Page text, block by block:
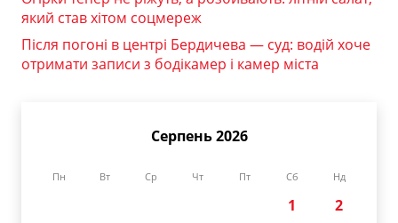
який став хітом соцмереж
Після погоні в центрі Бердичева — суд: водій хоче
отримати записи з бодікамер і камер міста
Серпень 2026
Пн Вт Ср Чт Пт Сб Нд
1
2